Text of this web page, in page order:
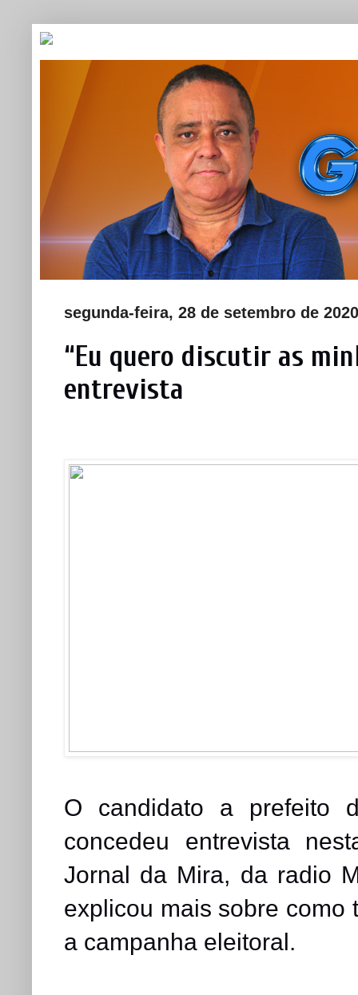
segunda-feira, 28 de setembro de 2020
“Eu quero discutir as
entrevista
O candidato a prefeito
concedeu entrevista
Jornal da Mira, da radio
explicou mais sobre como
a campanha eleitoral.